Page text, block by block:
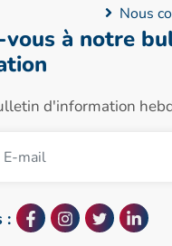
Nous
vous à notre
d'information
: